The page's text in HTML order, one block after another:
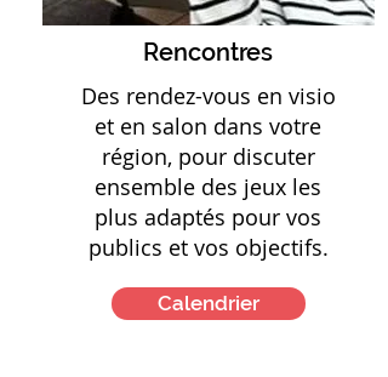
Rencontres
Des rendez-vous en visio
et en salon dans votre
région, pour discuter
ensemble des jeux les
plus adaptés pour vos
publics et vos objectifs.
Calendrier